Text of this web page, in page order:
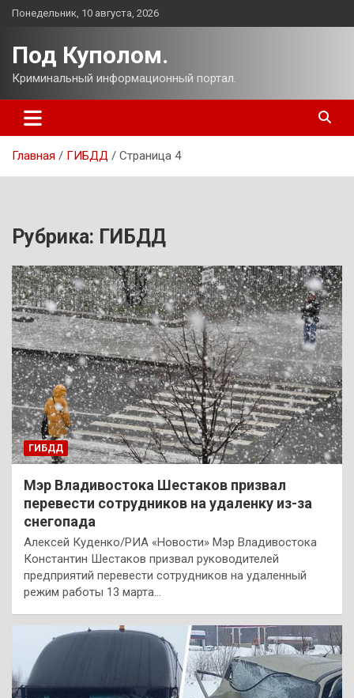
Перейти
Понедельник, 10 августа, 2026
Под Куполом.
Криминальный информационный портал.
Главная ГИБДД Страница 4
Рубрика: ГИБДД
ГИБДД
Мэр Владивостока Шестаков призвал
перевести сотрудников на удаленку из-за
снегопада
Алексей Куденко/РИА «Новости» Мэр Владивостока
Константин Шестаков призвал руководителей
предприятий перевести сотрудников на удаленный
режим работы 13 марта…